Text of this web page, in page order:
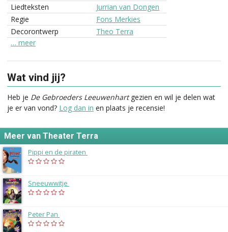
Liedteksten
Jurrian van Dongen
Regie
Fons Merkies
Decorontwerp
Theo Terra
… meer
Wat vind jij?
Heb je De Gebroeders Leeuwenhartgezien en wil je delen wat
je er van vond? Log dan in en plaats je recensie!
Meer van Theater Terra
Pippi en de piraten
Sneeuwwitje
Peter Pan